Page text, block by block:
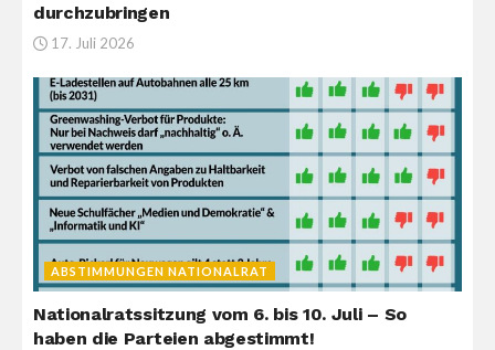
durchzubringen
17. Juli 2026
ABSTIMMUNGEN NATIONALRAT
Nationalratssitzung vom 6. bis 10. Juli – So
haben die Parteien abgestimmt!